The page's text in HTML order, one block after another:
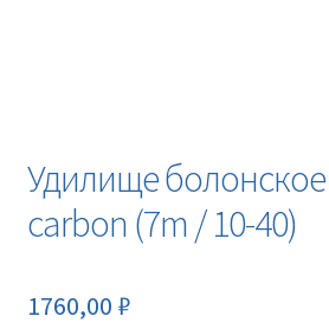
Прайс
Контакты
Удилище болонское
carbon (7m / 10-40)
1760,00 ₽